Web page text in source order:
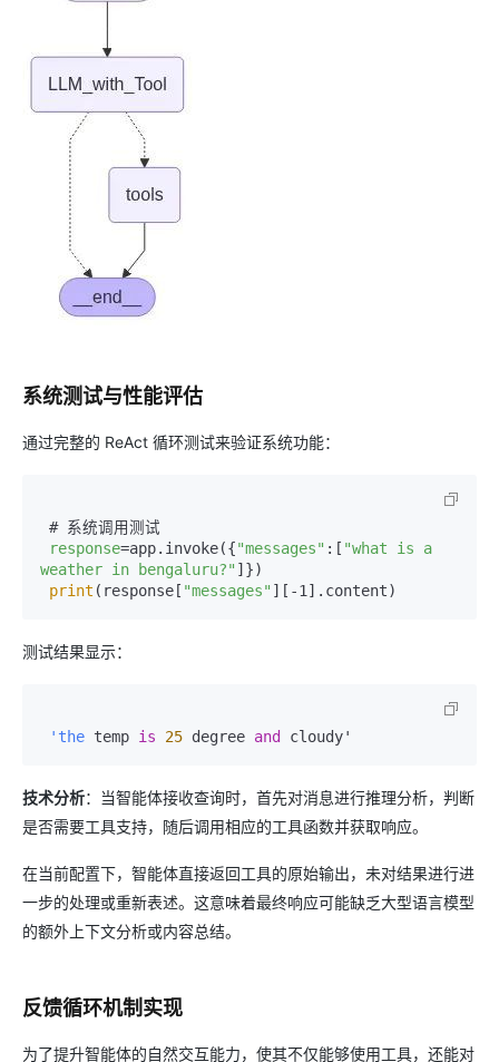
系统测试与性能评估
通过完整的 ReAct 循环测试来验证系统功能：
response=app.invoke({"messages" :[ "what is a
weather in bengaluru?" ]})
print (response[ "messages"
测试结果显示：
'the temp is 25 degree and
技术分析：当智能体接收查询时，首先对消息进行推理分析，判断
是否需要工具支持，随后调用相应的工具函数并获取响应。
在当前配置下，智能体直接返回工具的原始输出，未对结果进行进
一步的处理或重新表述。这意味着最终响应可能缺乏大型语言模型
的额外上下文分析或内容总结。
反馈循环机制实现
为了提升智能体的自然交互能力，使其不仅能够使用工具，还能对